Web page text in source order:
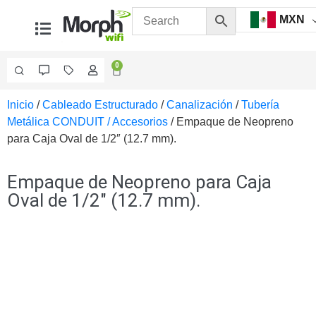
MXN
0
Videovigilancia
Accesorios
Generales
Fibra Accesorios
para
Inicio /Cableado Estructurado /Canalización /Tubería
Metálica CONDUIT / Accesorios / Empaque de Neopreno
para Caja Oval de 1/2″ (12.7 mm).
Empaque de Neopreno para Caja
Oval de 1/2″ (12.7 mm).